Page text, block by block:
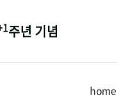
주년 기념
home